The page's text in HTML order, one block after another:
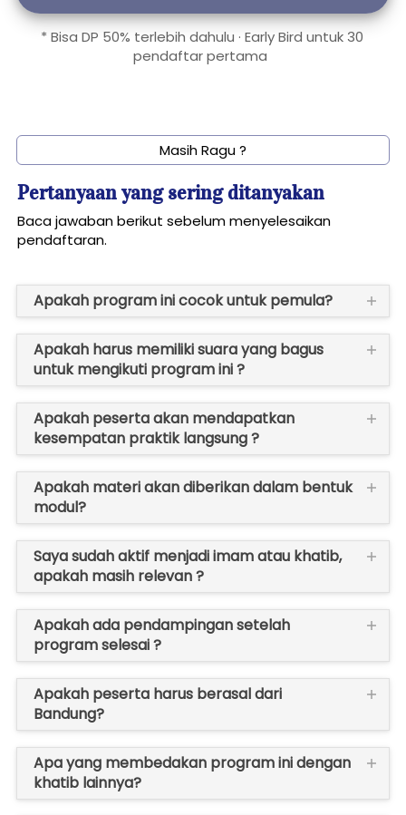
* Bisa DP 50% terlebih dahulu · Early Bird untuk 30
pendaftar pertama
`
Masih Ragu ?
Pertanyaan yang sering ditanyakan
Baca jawaban berikut sebelum menyelesaikan
pendaftaran.
Apakah program ini cocok untuk pemula?
Apakah harus memiliki suara yang bagus
untuk mengikuti program ini ?
Apakah peserta akan mendapatkan
kesempatan praktik langsung ?
Apakah materi akan diberikan dalam bentuk
modul?
Saya sudah aktif menjadi imam atau khatib,
apakah masih relevan ?
Apakah ada pendampingan setelah
program selesai ?
Apakah peserta harus berasal dari
Bandung?
Apa yang membedakan program ini dengan
khatib lainnya?